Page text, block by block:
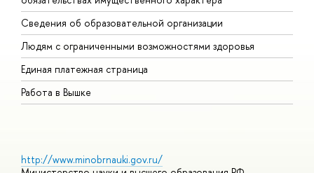
Сведения об образовательной организации
Людям с ограниченными возможностями здоровья
Единая платежная страница
Работа в Вышке
http://www.minobrnauki.gov.ru/